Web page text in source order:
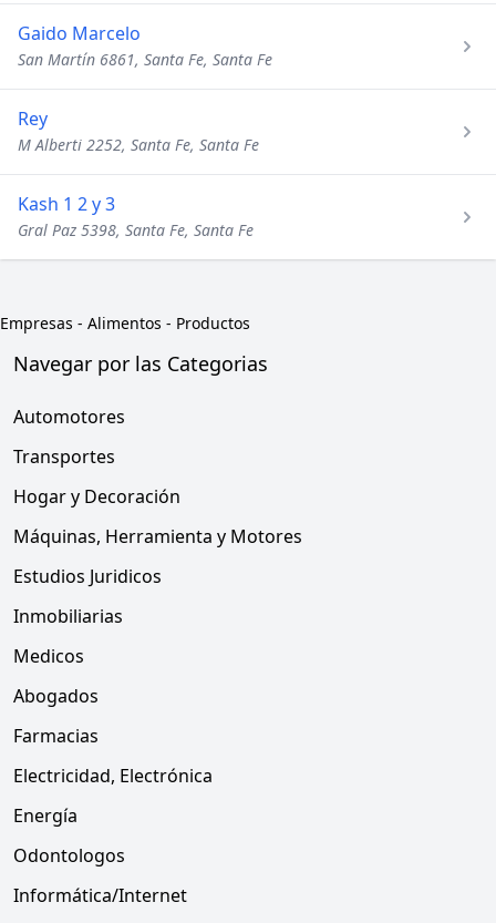
Gaido Marcelo
San Martín 6861, Santa Fe, Santa Fe
Rey
M Alberti 2252, Santa Fe, Santa Fe
Kash 1 2 y 3
Gral Paz 5398, Santa Fe, Santa Fe
Empresas - Alimentos - Productos
Navegar por las Categorias
Automotores
Transportes
Hogar y Decoración
Máquinas, Herramienta y Motores
Estudios Juridicos
Inmobiliarias
Medicos
Abogados
Farmacias
Electricidad, Electrónica
Energía
Odontologos
Informática/Internet